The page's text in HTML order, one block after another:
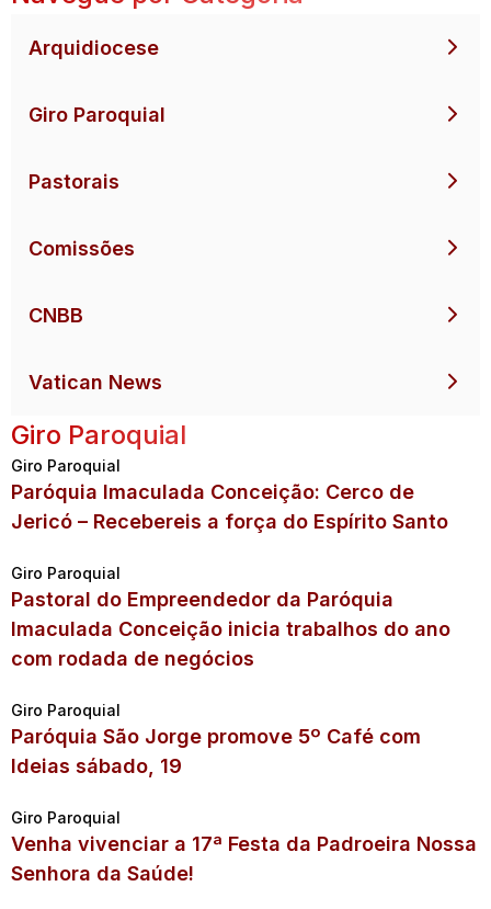
Arquidiocese
Giro Paroquial
Pastorais
Comissões
CNBB
Vatican News
Giro Paroquial
Giro Paroquial
Paróquia Imaculada Conceição: Cerco de
Jericó – Recebereis a força do Espírito Santo
Giro Paroquial
Pastoral do Empreendedor da Paróquia
Imaculada Conceição inicia trabalhos do ano
com rodada de negócios
Giro Paroquial
Paróquia São Jorge promove 5º Café com
Ideias sábado, 19
Giro Paroquial
Venha vivenciar a 17ª Festa da Padroeira Nossa
Senhora da Saúde!